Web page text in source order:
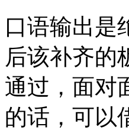
口语输出是
后该补齐的
通过，面对
的话，可以